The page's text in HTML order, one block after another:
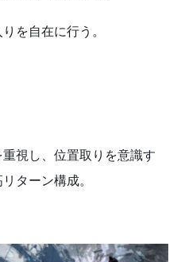
を自在に行う。
視し、位置取りを意識す
ターン構成。